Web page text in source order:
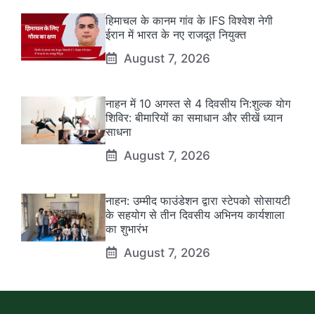
हिमाचल के कानम गांव के IFS विश्वेश नेगी
ईरान में भारत के नए राजदूत नियुक्त
August 7, 2026
नाहन में 10 अगस्त से 4 दिवसीय नि:शुल्क योग
शिविर: बीमारियों का समाधान और सीखें ध्यान
साधना
August 7, 2026
नाहन: उम्मीद फाउंडेशन द्वारा स्टेपको सोसायटी
के सहयोग से तीन दिवसीय अभिनय कार्यशाला
का शुभारंभ
August 7, 2026